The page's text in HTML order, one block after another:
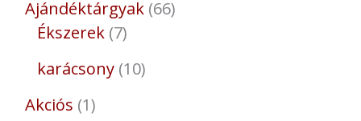
Ajándéktárgyak 66
Ékszerek 7
karácsony 10
Akciós 1